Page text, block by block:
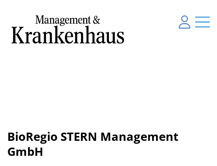
BioRegio STERN Management
GmbH